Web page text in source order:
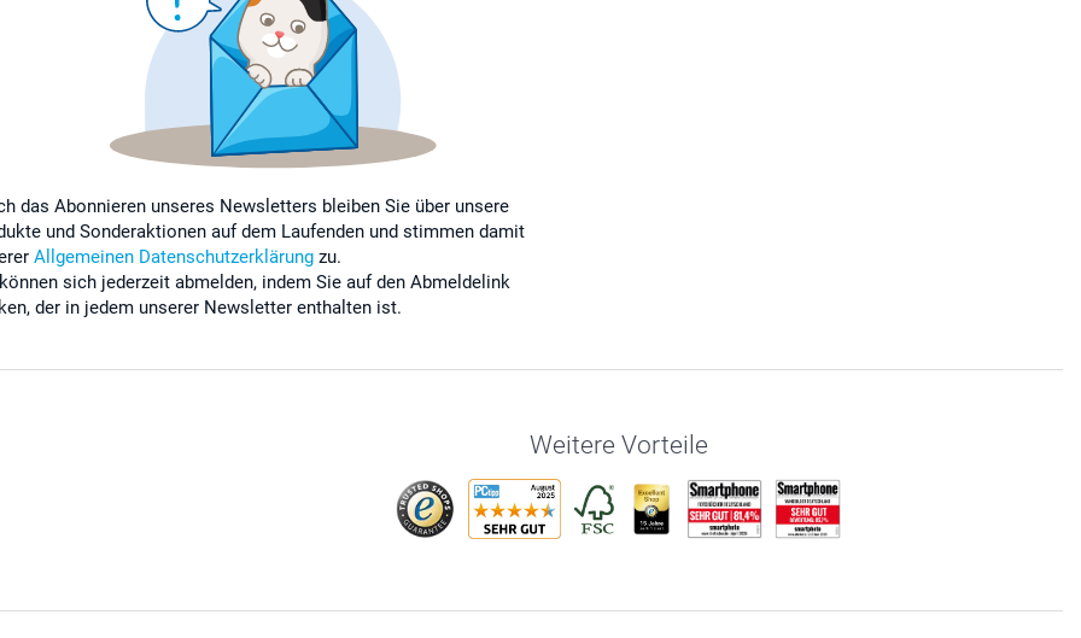
das Abonnieren unseres Newsletters bleiben Sie über unsere
und Sonderaktionen auf dem Laufenden und stimmen damit
Allgemeinen Datenschutzerklärung zu.
sich jederzeit abmelden, indem Sie auf den Abmeldelink
der in jedem unserer Newsletter enthalten ist.
Weitere Vorteile